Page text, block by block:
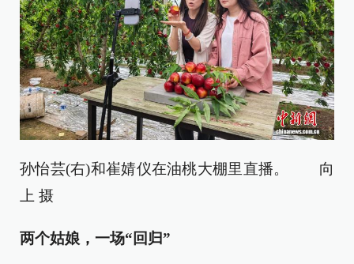
孙怡芸(右)和崔婧仪在油桃大棚里直播。 向
上 摄
两个姑娘，一场“回归”